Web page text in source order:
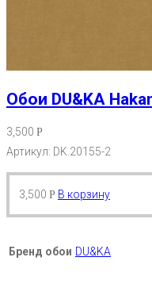
Обои DU&KA
3,500 Р
Артикул: DK.20155-2
3,500 Р В корзину
Бренд обои DU&KA